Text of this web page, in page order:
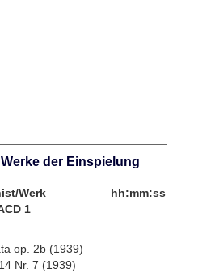
der Einspielung
Werk
hh:mm:ss
1
op. 2b (1939)
Nr. 7 (1939)